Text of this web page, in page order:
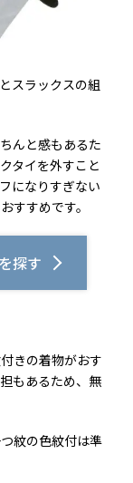
スラックスの組
んと感もあるた
タイを外すこと
になりすぎない
すすめです。
探す
きの着物がおす
もあるため、無
紋の色紋付は準